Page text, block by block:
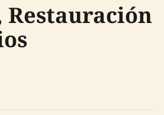
Restauración